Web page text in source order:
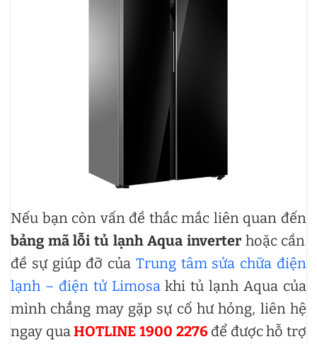
Nếu bạn còn vấn đề thắc mắc liên quan đến
bảng mã lỗi tủ lạnh Aqua inverter hoặc cần
đề sự giúp đỡ của Trung tâm sửa chữa điện
lạnh – điện tử Limosakhi tủ lạnh Aqua của
mình chẳng may gặp sự cố hư hỏng, liên hệ
ngay quaHOTLINE 1900 2276để được hỗ trợ